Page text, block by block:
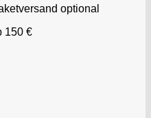
optional
150 €